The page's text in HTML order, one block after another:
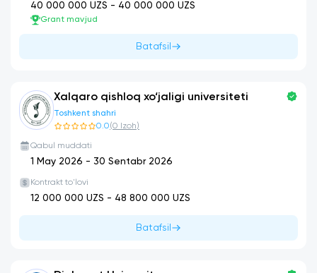
40 000 000 UZS - 40 000 000 UZS
Grant mavjud
Batafsil
Xalqaro qishloq xo‘jaligi universiteti
Toshkent shahri
0.0(0 Izoh)
Qabul muddati
1 May 2026 - 30 Sentabr 2026
Kontrakt to'lovi
12 000 000 UZS - 48 800 000 UZS
Batafsil